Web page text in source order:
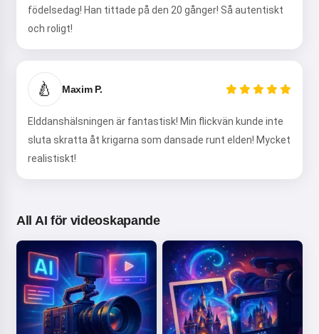
födelsedag! Han tittade på den 20 gånger! Så autentiskt
och roligt!
🍐 Maxim P.
Elddanshälsningen är fantastisk! Min flickvän kunde inte
sluta skratta åt krigarna som dansade runt elden! Mycket
realistiskt!
All AI för videoskapande
godnattsagor för dina barn 🌟
Användarvillkor,Integritetspolicy,Återbetalningspolicy